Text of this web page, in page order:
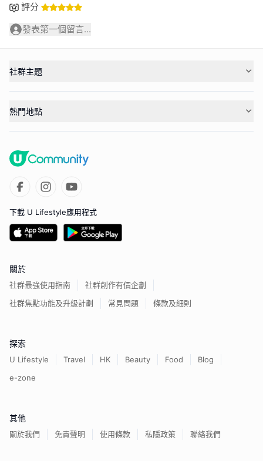
評分
發表第一個留言...
社群主題
熱門地點
下載 U Lifestyle應用程式
關於
社群最強使用指南
社群創作有價企劃
社群焦點功能及升級計劃
常見問題 條款及細則
探索
U Lifestyle Travel HK Beauty Food
Blog
e-zone
其他
關於我們 免責聲明 使用條款 私隱政策 聯絡我們